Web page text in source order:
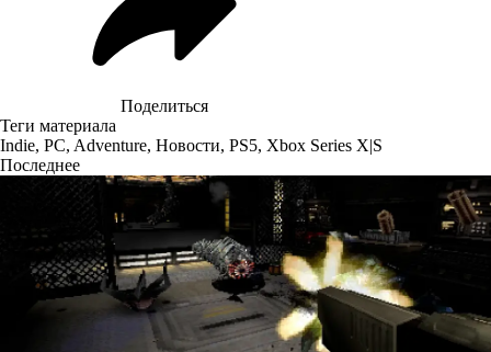
Поделиться
Теги материала
Indie, PC, Adventure, Новости, PS5, Xbox Series X|S
Последнее